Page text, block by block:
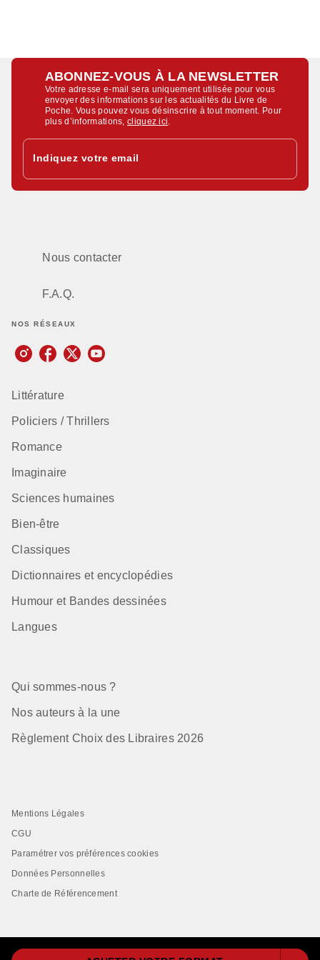
ABONNEZ-VOUS À LA NEWSLETTER
Votre adresse e-mail sera uniquement utilisée pour vous
envoyer des informations sur les actualités du Livre de
Poche. Vous pouvez vous désinscrire à tout moment. Pour
plus d’informations,cliquez ici.
Indiquez votre email
Nous contacter
F.A.Q.
NOS RÉSEAUX
Littérature
Policiers / Thrillers
Romance
Imaginaire
Sciences humaines
Bien-être
Classiques
Dictionnaires et encyclopédies
Humour et Bandes dessinées
Langues
Qui sommes-nous ?
Nos auteurs à la une
Règlement Choix des Libraires 2026
Mentions Légales
CGU
Paramétrer vos préférences cookies
Données Personnelles
Charte de Référencement